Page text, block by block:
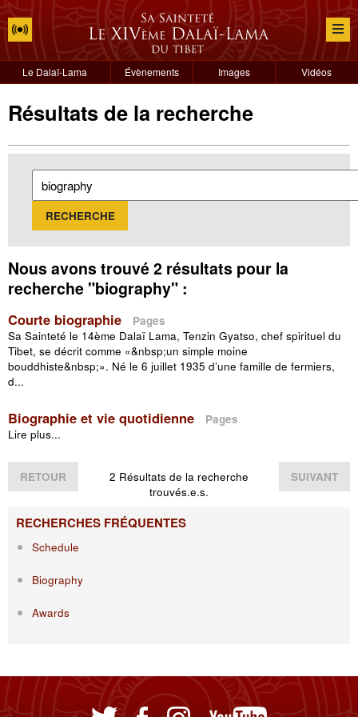
Le Dalaï-Lama Évènements Images Vidéos
Résultats de la recherche
Nous avons trouvé 2 résultats pour la
recherche "biography" :
Courte biographie
Pages
Sa Sainteté le 14ème Dalaï Lama, Tenzin Gyatso, chef spirituel du
Tibet, se décrit comme «&nbsp;un simple moine
bouddhiste&nbsp;». Né le 6 juillet 1935 d’une famille de fermiers,
d...
Biographie et vie quotidienne
Pages
Lire plus...
RETOUR
2 Résultats de la recherche
trouvés.e.s.
SUIVANT
RECHERCHES FRÉQUENTES
Schedule
Biography
Awards